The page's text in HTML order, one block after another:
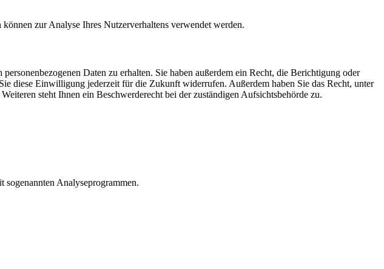
zur Analyse Ihres Nutzerverhaltens verwendet werden.
Daten zu erhalten. Sie haben außerdem ein Recht, die Berichtigung oder
diese Einwilligung jederzeit für die Zukunft widerrufen. Außerdem haben Sie das Recht, unter
steht Ihnen ein Beschwerderecht bei der zuständigen Aufsichtsbehörde zu.
sogenannten Analyseprogrammen.